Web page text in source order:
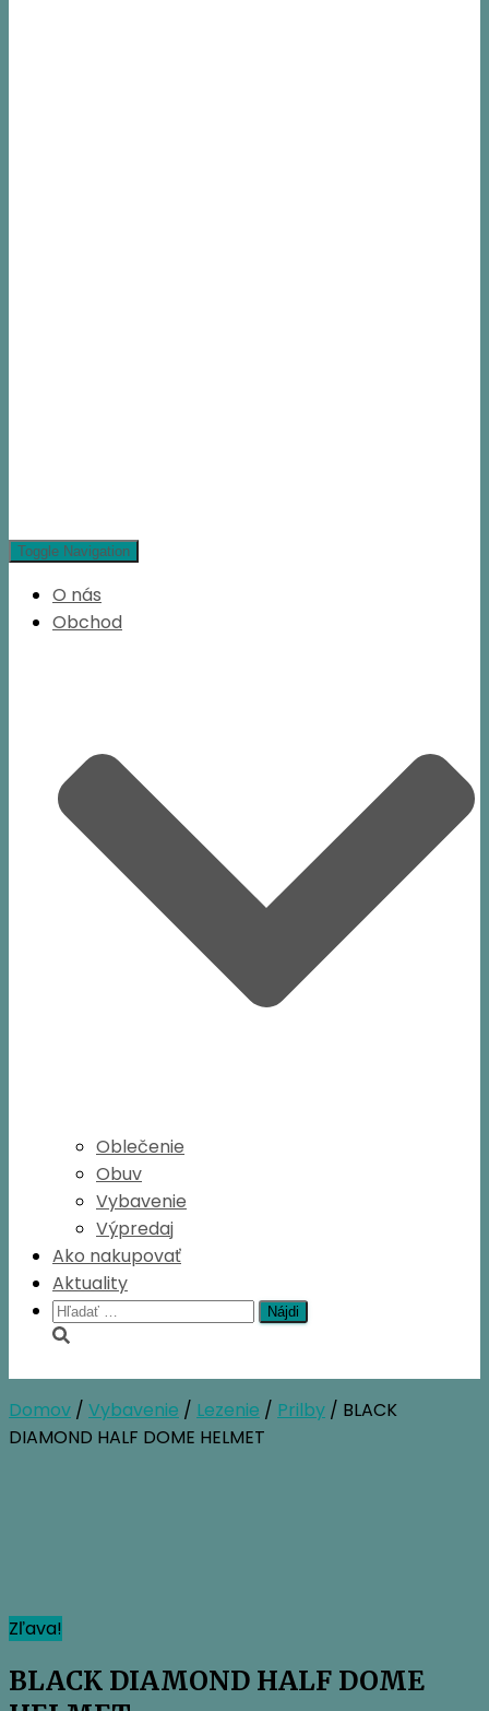
Toggle Navigation
O nás
Obchod
Oblečenie
Obuv
Vybavenie
Výpredaj
Ako nakupovať
Aktuality
Hľadať:
Domov / Vybavenie / Lezenie / Prilby / BLACK
DIAMOND HALF DOME HELMET
Zľava!
BLACK DIAMOND HALF DOME